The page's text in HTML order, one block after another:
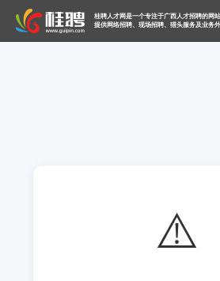
桂聘人才网是一个专注于广西人才招聘的网
提供网络招聘、现场招聘、猎头服务及业务
⚠️